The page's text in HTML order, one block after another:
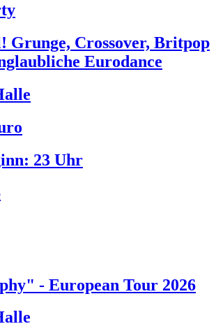
Grunge, Crossover, Britpop
Eurodance
23 Uhr
- European Tour 2026